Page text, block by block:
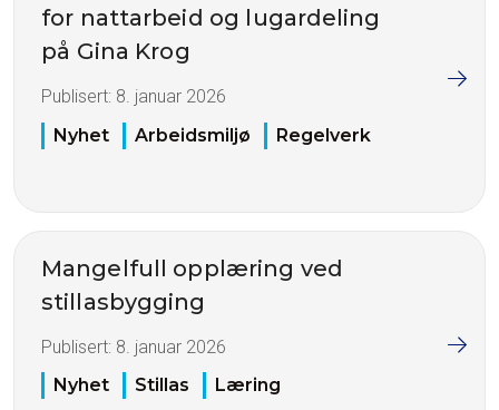
for nattarbeid og lugardeling
på Gina Krog
Publisert: 8. januar 2026
Nyhet
Arbeidsmiljø Regelverk
Mangelfull opplæring ved
stillasbygging
Publisert: 8. januar 2026
Nyhet
Stillas Læring